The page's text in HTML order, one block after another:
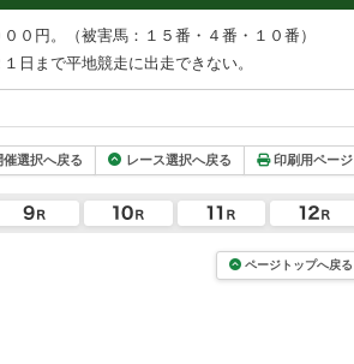
０円。（被害馬：１５番・４番・１０番）
日まで平地競走に出走できない。
催選択へ戻る レース選択へ戻る 印刷用ページ
ページトップへ戻る